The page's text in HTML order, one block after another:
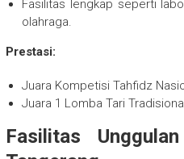
Fasilitas lengkap seperti
olahraga.
Prestasi:
Juara Kompetisi Tahfidz
Juara 1 Lomba Tari
Fasilitas